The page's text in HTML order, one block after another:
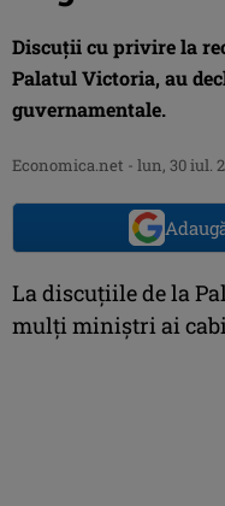
Discuţii cu privire la
Palatul Victoria, au
guvernamentale.
Economica.net - lun, 30 iul.
La discuţiile de la
mulţi miniştri ai